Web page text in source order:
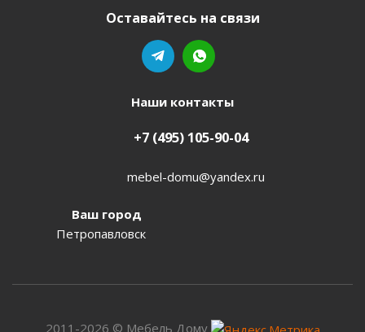
Оставайтесь на связи
Наши контакты
+7 (495) 105-90-04
mebel-domu@yandex.ru
Ваш город
Петропавловск
2011-2026 © Мебель Дому